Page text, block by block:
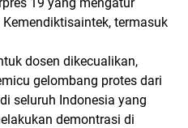
termasuk
dosen dikecualikan,
gelombang protes dari
seluruh Indonesia yang
demontrasi di